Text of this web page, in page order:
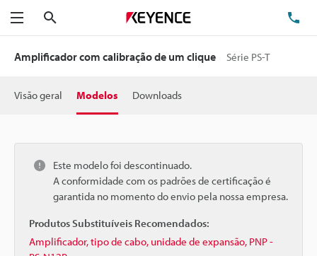
Menu
Amplificador com calibração de um clique Série PS-T
Visão geral Modelos Downloads
Este modelo foi descontinuado.
A conformidade com os padrões de certificação é
garantida no momento do envio pela nossa empresa.
Produtos Substituíveis Recomendados:
Amplificador, tipo de cabo, unidade de expansão, PNP -